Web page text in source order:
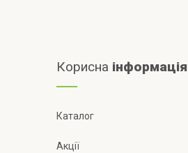
Корисна інформація
Каталог
Акції